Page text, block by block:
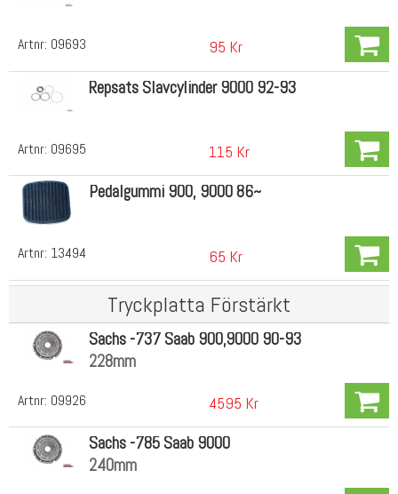
Artnr: 09693 95 Kr
Artnr: 09695
Repsats Slavcylinder 9000 92-93
115 Kr
Artnr: 13494
Pedalgummi 900, 9000 86~
65 Kr
Tryckplatta Förstärkt
Artnr: 09926
Sachs -737 Saab 900,9000 90-93
228mm
4595 Kr
Sachs -785 Saab 9000
240mm